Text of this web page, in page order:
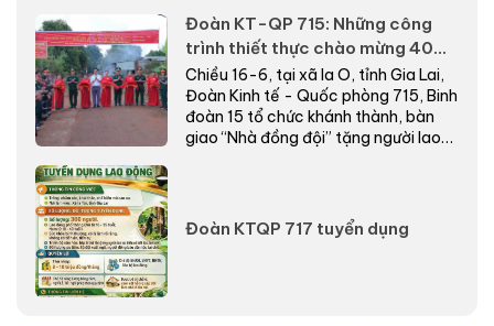
Đoàn KT-QP 715: Những công
trình thiết thực chào mừng 40
năm Ngày truyền thống
Chiều 16-6, tại xã Ia O, tỉnh Gia Lai,
Đoàn Kinh tế - Quốc phòng 715, Binh
đoàn 15 tổ chức khánh thành, bàn
giao “Nhà đồng đội” tặng người lao
Đoàn KTQP 717 tuyển dụng